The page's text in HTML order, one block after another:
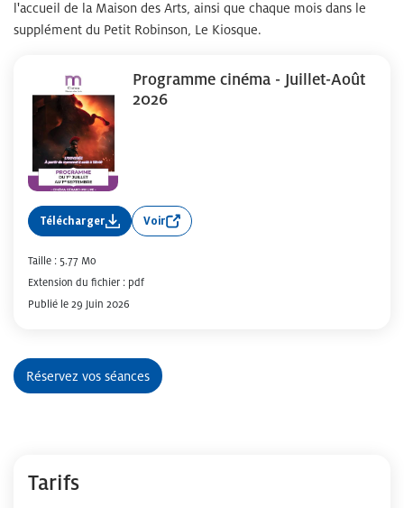
l'accueil de la Maison des Arts, ainsi que chaque mois dans le
supplément du Petit Robinson, Le Kiosque.
Programme cinéma - Juillet-Août
2026
Télécharger Voir
Taille : 5.77 Mo
Extension du fichier : pdf
Publié le 29 Juin 2026
Réservez vos séances
Tarifs